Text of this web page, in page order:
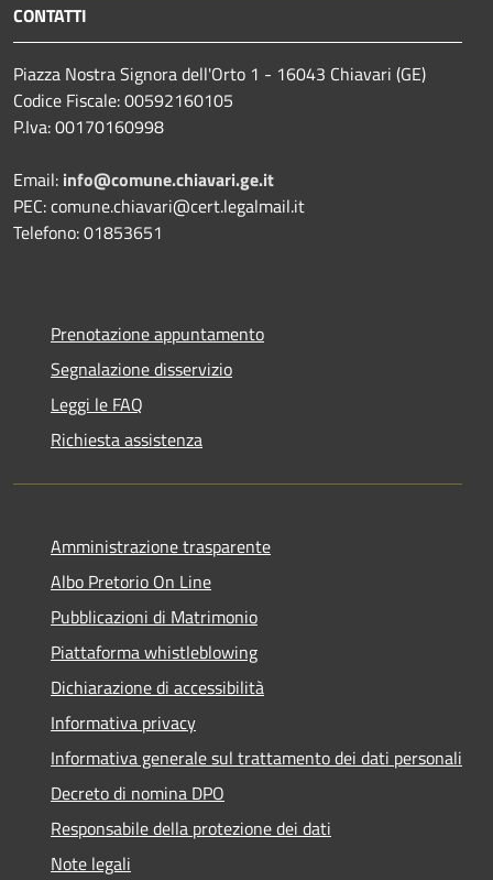
CONTATTI
Piazza Nostra Signora dell'Orto 1 - 16043 Chiavari (GE)
Codice Fiscale: 00592160105
P.Iva: 00170160998
Email: info@comune.chiavari.ge.it
PEC: comune.chiavari@cert.legalmail.it
Telefono: 01853651
Prenotazione appuntamento
Segnalazione disservizio
Leggi le FAQ
Richiesta assistenza
Amministrazione trasparente
Albo Pretorio On Line
Pubblicazioni di Matrimonio
Piattaforma whistleblowing
Dichiarazione di accessibilità
Informativa privacy
Informativa generale sul trattamento dei dati personali
Decreto di nomina DPO
Responsabile della protezione dei dati
Note legali